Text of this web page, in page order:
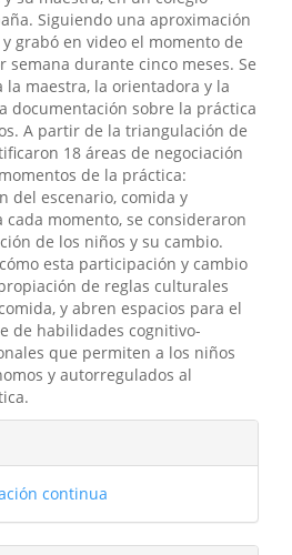
Siguiendo una aproximación
grabó en video el momento de
semana durante cinco meses. Se
maestra, la orientadora y la
documentación sobre la práctica
A partir de la triangulación de
18 áreas de negociación
de la práctica:
del escenario, comida y
cada momento, se consideraron
de los niños y su cambio.
esta participación y cambio
de reglas culturales
y abren espacios para el
de habilidades cognitivo-
que permiten a los niños
y autorregulados al
continua